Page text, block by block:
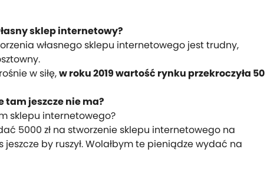
sklep internetowy?
własnego sklepu internetowego jest trudny,
w siłę,w roku 2019 wartość rynku przekroczyła 50
tam jeszcze nie ma?
sklepu internetowego?
5000 zł na stworzenie sklepu internetowego na
by ruszył. Wolałbym te pieniądze wydać na